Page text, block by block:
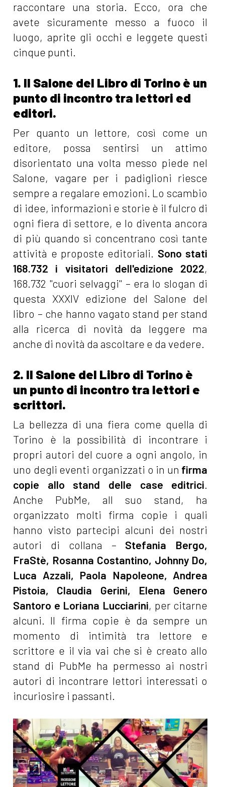
raccontare una storia. Ecco, ora che
avete sicuramente messo a fuoco il
luogo, aprite gli occhi e leggete questi
cinque punti.
1. Il Salone del Libro di Torino è un
punto di incontro tra lettori ed
editori.
Per quanto un lettore, così come un
editore, possa sentirsi un attimo
disorientato una volta messo piede nel
Salone, vagare per i padiglioni riesce
sempre a regalare emozioni. Lo scambio
di idee, informazioni e storie è il fulcro di
ogni fiera di settore, e lo diventa ancora
di più quando si concentrano così tante
attività e proposte editoriali. Sono stati
168.732 i visitatori dell'edizione 2022,
168.732 "cuori selvaggi" – era lo slogan di
questa XXXIV edizione del Salone del
libro – che hanno vagato stand per stand
alla ricerca di novità da leggere ma
anche di novità da ascoltare e da vedere.
2. Il Salone del Libro di Torino è
un punto di incontro tra lettori e
scrittori.
La bellezza di una fiera come quella di
Torino è la possibilità di incontrare i
propri autori del cuore a ogni angolo, in
uno degli eventi organizzati o in un firma
copie allo stand delle case editrici.
Anche PubMe, all suo stand, ha
organizzato molti firma copie i quali
hanno visto partecipi alcuni dei nostri
autori di collana – Stefania Bergo,
FraStè, Rosanna Costantino, Johnny Do,
Luca Azzali, Paola Napoleone, Andrea
Pistoia, Claudia Gerini, Elena Genero
Santoro e Loriana Lucciarini, per citarne
alcuni. Il firma copie è da sempre un
momento di intimità tra lettore e
scrittore e il via vai che si è creato allo
stand di PubMe ha permesso ai nostri
autori di incontrare lettori interessati o
incuriosire i passanti.